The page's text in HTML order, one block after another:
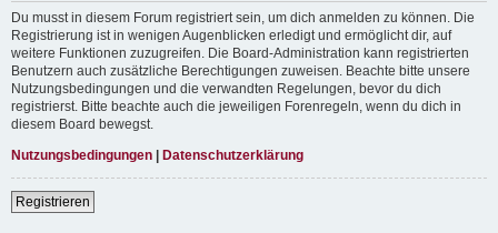
Du musst in diesem Forum registriert sein, um dich anmelden zu können. Die
Registrierung ist in wenigen Augenblicken erledigt und ermöglicht dir, auf
weitere Funktionen zuzugreifen. Die Board-Administration kann registrierten
Benutzern auch zusätzliche Berechtigungen zuweisen. Beachte bitte unsere
Nutzungsbedingungen und die verwandten Regelungen, bevor du dich
registrierst. Bitte beachte auch die jeweiligen Forenregeln, wenn du dich in
diesem Board bewegst.
Nutzungsbedingungen | Datenschutzerklärung
Registrieren